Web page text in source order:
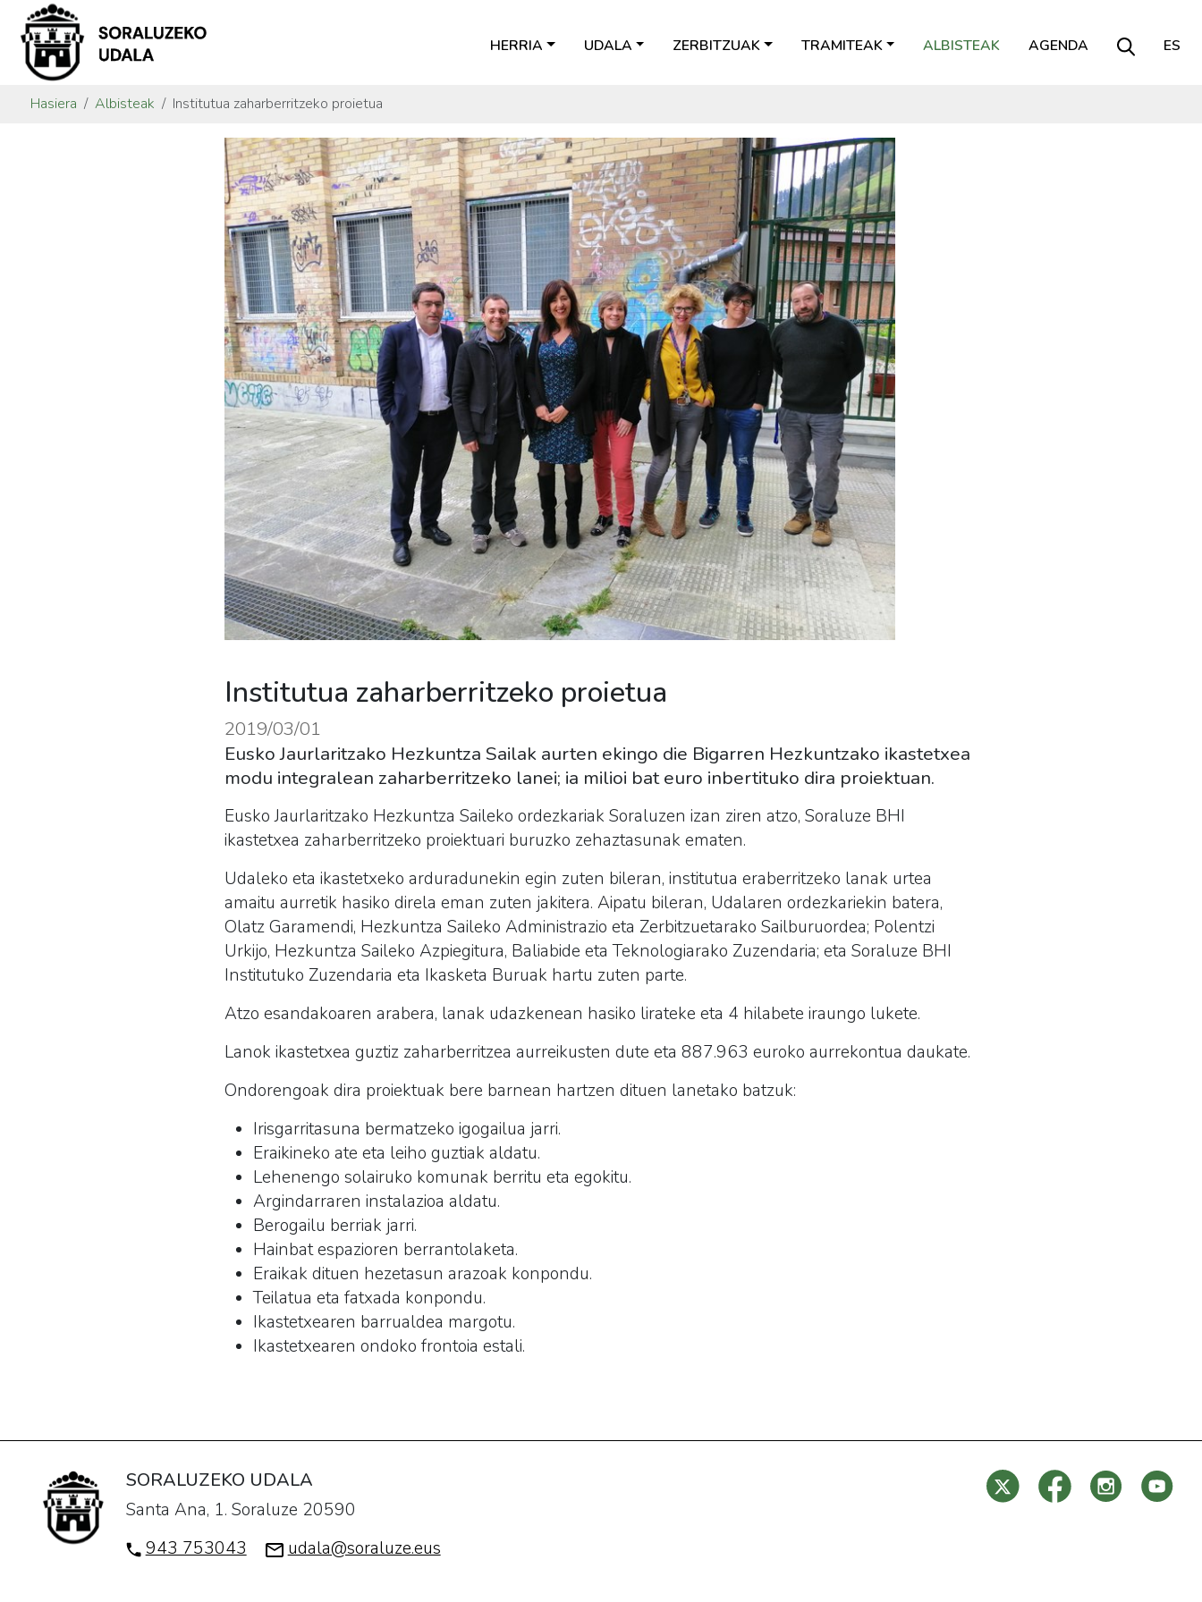
HERRIA UDALA ZERBITZUAK TRAMITEAK ALBISTEAK AGENDA ES
Hasiera Albisteak Institutua zaharberritzeko proietua
Institutua zaharberritzeko proietua
2019/03/01
Eusko Jaurlaritzako Hezkuntza Sailak aurten ekingo die Bigarren Hezkuntzako ikastetxea
modu integralean zaharberritzeko lanei; ia milioi bat euro inbertituko dira proiektuan.
Eusko Jaurlaritzako Hezkuntza Saileko ordezkariak Soraluzen izan ziren atzo, Soraluze BHI
ikastetxea zaharberritzeko proiektuari buruzko zehaztasunak ematen.
Udaleko eta ikastetxeko arduradunekin egin zuten bileran, institutua eraberritzeko lanak urtea
amaitu aurretik hasiko direla eman zuten jakitera. Aipatu bileran, Udalaren ordezkariekin batera,
Olatz Garamendi, Hezkuntza Saileko Administrazio eta Zerbitzuetarako Sailburuordea; Polentzi
Urkijo, Hezkuntza Saileko Azpiegitura, Baliabide eta Teknologiarako Zuzendaria; eta Soraluze BHI
Institutuko Zuzendaria eta Ikasketa Buruak hartu zuten parte.
Atzo esandakoaren arabera, lanak udazkenean hasiko lirateke eta 4 hilabete iraungo lukete.
Lanok ikastetxea guztiz zaharberritzea aurreikusten dute eta 887.963 euroko aurrekontua daukate.
Ondorengoak dira proiektuak bere barnean hartzen dituen lanetako batzuk:
Irisgarritasuna bermatzeko igogailua jarri.
Eraikineko ate eta leiho guztiak aldatu.
Lehenengo solairuko komunak berritu eta egokitu.
Argindarraren instalazioa aldatu.
Berogailu berriak jarri.
Hainbat espazioren berrantolaketa.
Eraikak dituen hezetasun arazoak konpondu.
Teilatua eta fatxada konpondu.
Ikastetxearen barrualdea margotu.
Ikastetxearen ondoko frontoia estali.
SORALUZEKO UDALA
Santa Ana, 1. Soraluze 20590
943 753043
udala@soraluze.eus